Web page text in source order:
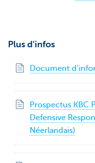
Plus d'infos
Document
Prospectus KBC
Defensive
Néerlandais)